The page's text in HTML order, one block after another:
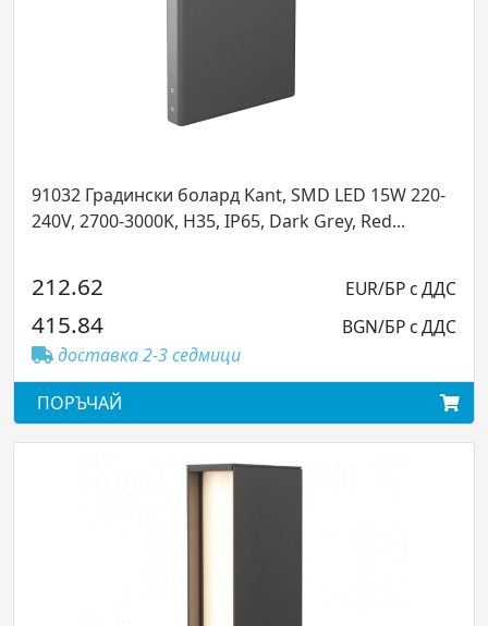
SMD LED 15W 220-
Grey, Red...
EUR/БР с ДДС
BGN/БР с ДДС
90365 Градински болард Zeus,
IP54 3000K, H750, цвят Dark
доставка 2-3 седмици